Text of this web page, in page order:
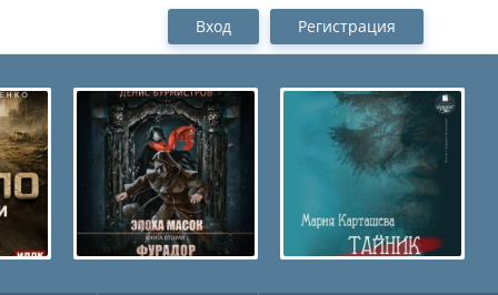
Вход Регистрация